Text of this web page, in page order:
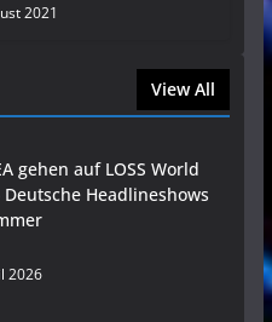
2021
View All
gehen auf LOSS World
Deutsche Headlineshows
2026